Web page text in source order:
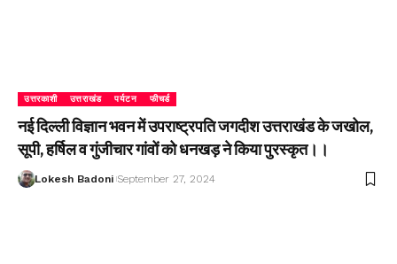
उत्तरकाशी उत्तराखंड पर्यटन फीचर्ड
नई दिल्ली विज्ञान भवन में उपराष्ट्रपति जगदीश उत्तराखंड के जखोल,
सूपी, हर्षिल व गुंजीचार गांवों को धनखड़ ने किया पुरस्कृत।।
Lokesh Badoni September 27, 2024